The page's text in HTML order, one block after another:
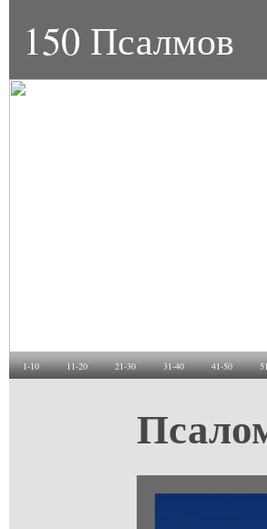
150 Псалмов
1-10 11-20 21-30 31-40 41-50